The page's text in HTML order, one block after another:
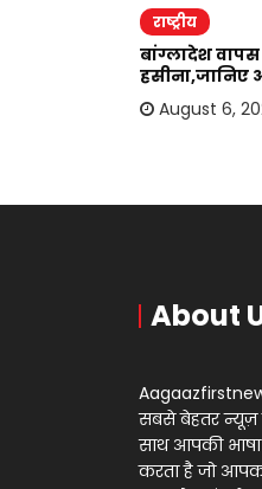
राष्ट्रीय
बांग्लादेश
हसीना,जानिए
August 6,
About
सबसे बेहतर न्यूज़
साथ आपकी
करता है जो